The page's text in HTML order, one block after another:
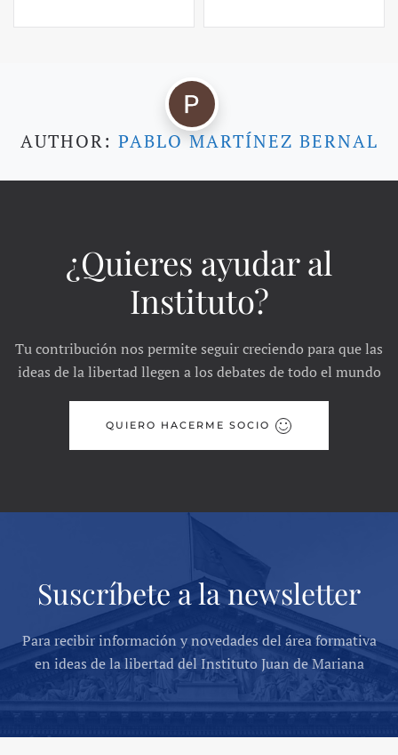
AUTHOR: PABLO MARTÍNEZ BERNAL
¿Quieres ayudar al
Instituto?
Tu contribución nos permite seguir creciendo para que las
ideas de la libertad llegen a los debates de todo el mundo
QUIERO HACERME SOCIO
Suscríbete a la newsletter
Para recibir información y novedades del área formativa
en ideas de la libertad del Instituto Juan de Mariana